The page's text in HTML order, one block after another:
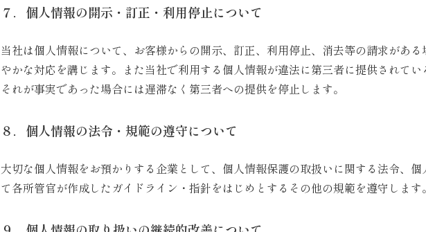
７．個人情報の開示・訂正・利用停止について
当社は個人情報について、お客様からの開示、訂正、利用停止、消去等の請求があ
やかな対応を講じます。また当社で利用する個人情報が違法に第三者に提供されてい
それが事実であった場合には遅滞なく第三者への提供を停止します。
８．個人情報の法令・規範の遵守について
大切な個人情報をお預かりする企業として、個人情報保護の取扱いに関する法令、
て各所管官が作成したガイドライン・指針をはじめとするその他の規範を遵守します。